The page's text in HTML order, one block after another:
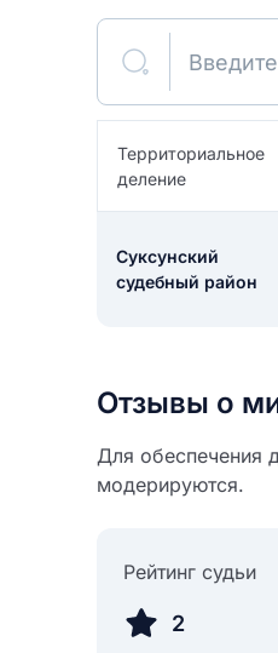
Территориальное
деление
Суксунский
судебный район
Отзывы о
Для обеспечения
модерируются.
Рейтинг судьи
2
Введите свой номер
ОСТАВИТЬ ОТЗЫВ
НАЙТИ МЕНЯ